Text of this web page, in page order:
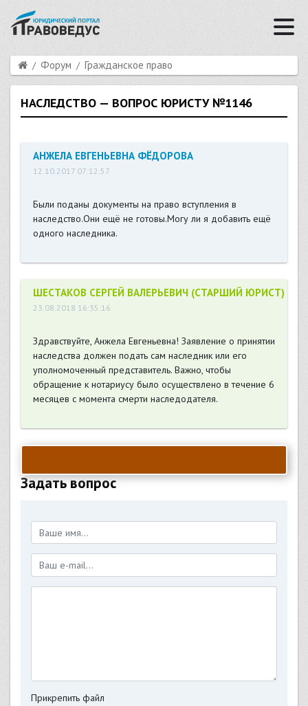
Форум Гражданское право
НАСЛЕДСТВО — ВОПРОС ЮРИСТУ №1146
АНЖЕЛА ЕВГЕНЬЕВНА ФЁДОРОВА
12.10.2017 07:12:57
Были поданы документы на право вступления в
наследство.Они ещё не готовы.Могу ли я добавить ещё
одного наследника.
ШЕСТАКОВ СЕРГЕЙ ВАЛЕРЬЕВИЧ (СТАРШИЙ ЮРИСТ)
23.08.2018 16:35:16
Здравствуйте, Анжела Евгеньевна! Заявление о принятии
наследства должен подать сам наследник или его
уполномоченный представитель. Важно, чтобы
обращение к нотариусу было осуществлено в течение 6
месяцев с момента смерти наследодателя.
Задать вопрос
Прикрепить файл